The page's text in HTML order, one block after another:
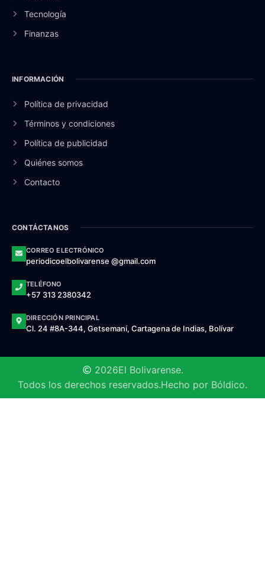
Tecnología
Finanzas
INFORMACIÓN
Política de privacidad
Términos y condiciones
Política de publicidad
Quiénes somos
Contacto
CONTÁCTANOS
CORREO ELECTRÓNICO
periodicoelbolivarense @gmail.com
TELÉFONO
+57 313 2380342
DIRECCIÓN PRINCIPAL
Cl. 24 #8A-344, Getsemaní, Cartagena de Indias, Bolívar
2026El Bolivarense.
Todos los derechos reservados.Hecho por Bóldico.